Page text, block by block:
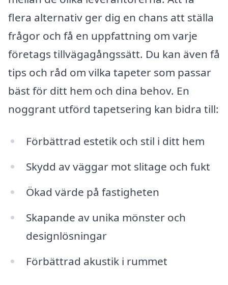
flera alternativ ger dig en chans att ställa
frågor och få en uppfattning om varje
företags tillvägagångssätt. Du kan även få
tips och råd om vilka tapeter som passar
bäst för ditt hem och dina behov. En
noggrant utförd tapetsering kan bidra till:
Förbättrad estetik och stil i ditt hem
Skydd av väggar mot slitage och fukt
Ökad värde på fastigheten
Skapande av unika mönster och
designlösningar
Förbättrad akustik i rummet